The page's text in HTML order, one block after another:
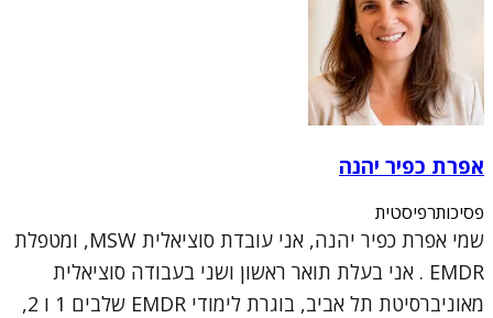
אפרת כפיר יהנה
פסיכותרפיסטית
שמי אפרת כפיר יהנה, אני עובדת סוציאלית MSW, ומטפלת
EMDR . אני בעלת תואר ראשון ושני בעבודה סוציאלית
מאוניברסיטת תל אביב, בוגרת לימודי EMDR שלבים 1 ו 2,